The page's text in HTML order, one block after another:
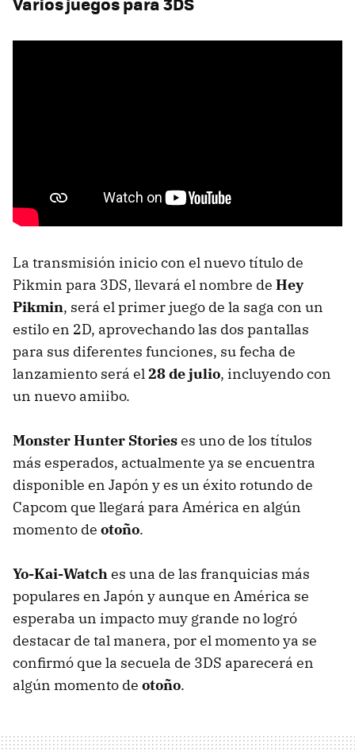
La transmisión inicio con el nuevo título de
Pikmin para 3DS, llevará el nombre de Hey
Pikmin, será el primer juego de la saga con un
estilo en 2D, aprovechando las dos pantallas
para sus diferentes funciones, su fecha de
lanzamiento será el28 de julio, incluyendo con
un nuevo amiibo.
Monster Hunter Storieses uno de los títulos
más esperados, actualmente ya se encuentra
disponible en Japón y es un éxito rotundo de
Capcom que llegará para América en algún
momento de otoño.
Yo-Kai-Watches una de las franquicias más
populares en Japón y aunque en América se
esperaba un impacto muy grande no logró
destacar de tal manera, por el momento ya se
confirmó que la secuela de 3DS aparecerá en
algún momento de otoño.